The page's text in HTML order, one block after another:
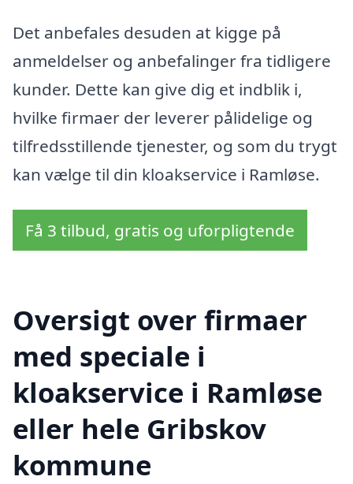
Det anbefales desuden at kigge på
anmeldelser og anbefalinger fra tidligere
kunder. Dette kan give dig et indblik i,
hvilke firmaer der leverer pålidelige og
tilfredsstillende tjenester, og som du trygt
kan vælge til din kloakservice i Ramløse.
Få 3 tilbud, gratis og uforpligtende
Oversigt over firmaer
med speciale i
kloakservice i Ramløse
eller hele Gribskov
kommune